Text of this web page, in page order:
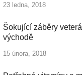
23 ledna, 2018
Šokující záběry
východě
15 února, 2018